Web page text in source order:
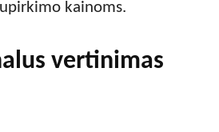
kainoms.
vertinimas